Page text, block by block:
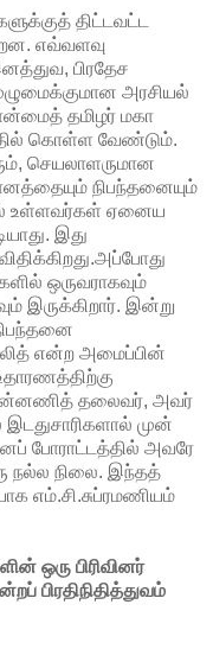
திட்டவட்ட
எவ்வளவு
பிரதேச
அரசியல்
தமிழர் மகா
கொள்ள வேண்டும்.
செயலாளருமான
நிபந்தனையும்
உள்ளவர்கள் ஏனைய
இது
ஒருவராகவும்
இருக்கிறார். இன்று
என்ற அமைப்பின்
தலைவர், அவர்
முன்
போராட்டத்தில் அவரே
நல்ல நிலை. இந்தத்
எம்.சி.சுப்ரமணியம்
ஒரு பிரிவினர்
பிரதிநிதித்துவம்